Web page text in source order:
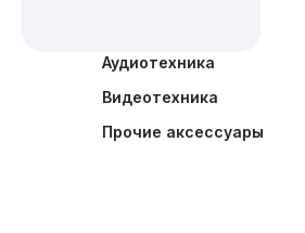
Аудиотехника
Видеотехника
Прочие аксессуары